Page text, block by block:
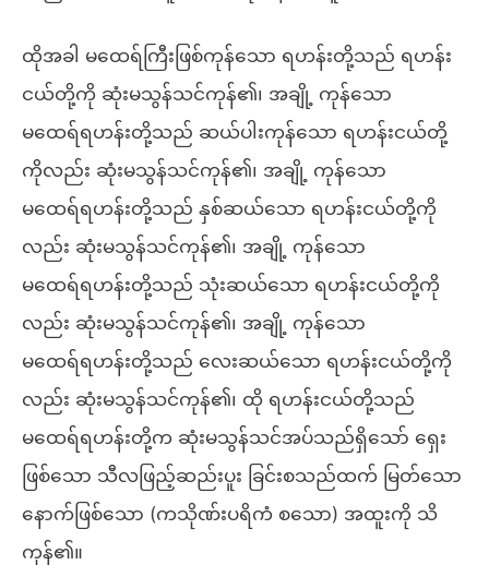
ထိုအခါ မထေရ်ကြီးဖြစ်ကုန်သော ရဟန်းတို့သည် ရဟန်း
ငယ်တို့ကို ဆုံးမသွန်သင်ကုန်၏၊ အချို့ ကုန်သော
မထေရ်ရဟန်းတို့သည် ဆယ်ပါးကုန်သော ရဟန်းငယ်တို့
ကိုလည်း ဆုံးမသွန်သင်ကုန်၏၊ အချို့ ကုန်သော
မထေရ်ရဟန်းတို့သည် နှစ်ဆယ်သော ရဟန်းငယ်တို့ကို
လည်း ဆုံးမသွန်သင်ကုန်၏၊ အချို့ ကုန်သော
မထေရ်ရဟန်းတို့သည် သုံးဆယ်သော ရဟန်းငယ်တို့ကို
လည်း ဆုံးမသွန်သင်ကုန်၏၊ အချို့ ကုန်သော
မထေရ်ရဟန်းတို့သည် လေးဆယ်သော ရဟန်းငယ်တို့ကို
လည်း ဆုံးမသွန်သင်ကုန်၏၊ ထို ရဟန်းငယ်တို့သည်
မထေရ်ရဟန်းတို့က ဆုံးမသွန်သင်အပ်သည်ရှိသော် ရှေး
ဖြစ်သော သီလဖြည့်ဆည်းပူး ခြင်းစသည်ထက် မြတ်သော
နောက်ဖြစ်သော (ကသိုဏ်းပရိကံ စသော) အထူးကို သိ
ကုန်၏။